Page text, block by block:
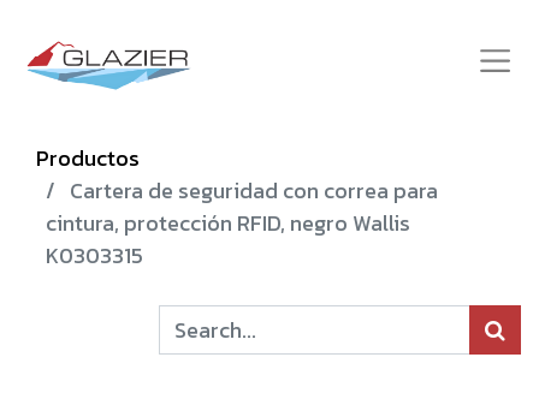
Productos
Cartera de seguridad con correa para
cintura, protección RFID, negro Wallis
K0303315